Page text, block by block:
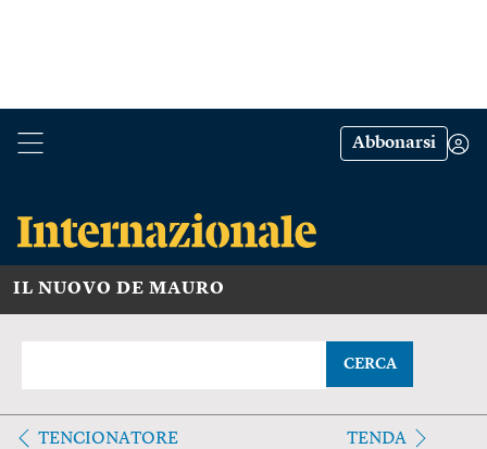
Abbonarsi
IL NUOVO DE MAURO
CERCA
TENCIONATORE TENDA